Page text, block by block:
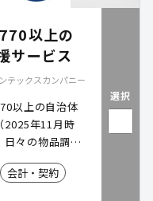
以上の
サービス
テックスカンパニー
以上の自治体
2025年11月時
々の物品調
イトやカタロ
きます。
会計・契約
選択